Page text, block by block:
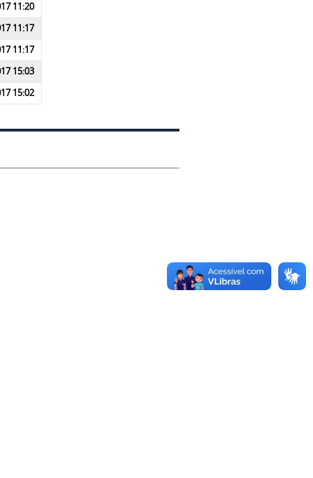
11:20
11:17
11:17
15:03
15:02